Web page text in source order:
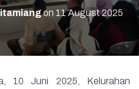
I
G
T
N
on 11 August 2025
10 Juni 2025, Kelurahan